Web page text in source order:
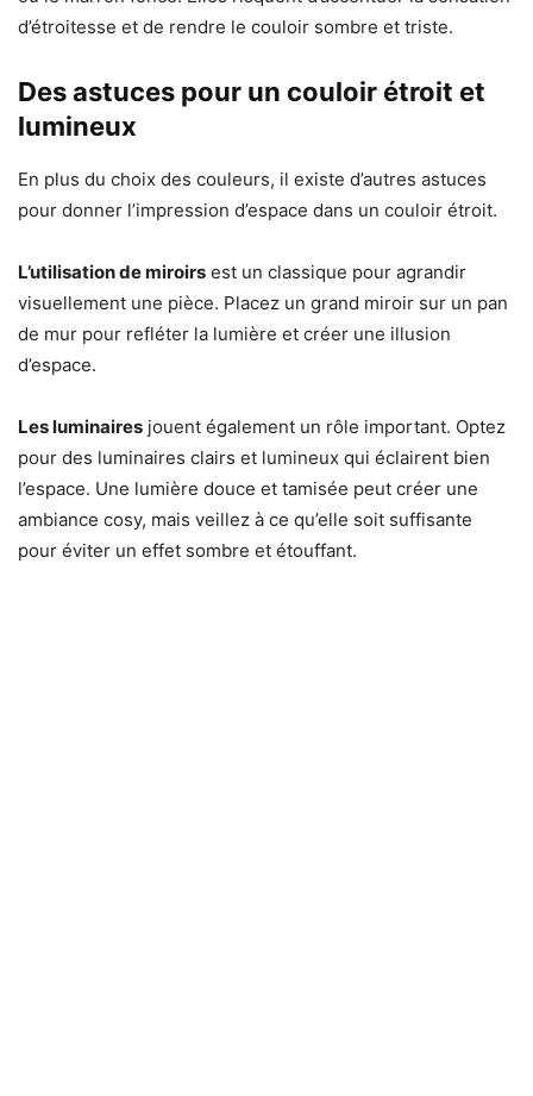
d’étroitesse et de rendre le couloir sombre et triste.
Des astuces pour un couloir étroit et
lumineux
En plus du choix des couleurs, il existe d’autres astuces
pour donner l’impression d’espace dans un couloir étroit.
L’utilisation de miroirs est un classique pour agrandir
visuellement une pièce. Placez un grand miroir sur un pan
de mur pour refléter la lumière et créer une illusion
d’espace.
Les luminaires jouent également un rôle important. Optez
pour des luminaires clairs et lumineux qui éclairent bien
l’espace. Une lumière douce et tamisée peut créer une
ambiance cosy, mais veillez à ce qu’elle soit suffisante
pour éviter un effet sombre et étouffant.